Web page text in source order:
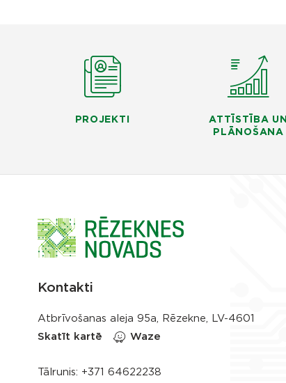
PROJEKTI
ATTĪSTĪBA UN
PLĀNOŠANA
Kontakti
Atbrīvošanas aleja 95a, Rēzekne, LV-4601
Skatīt kartē
Waze
Tālrunis: +371 64622238